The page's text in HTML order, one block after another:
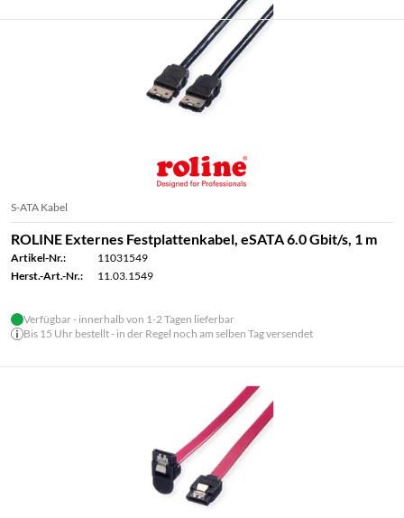
S-ATA Kabel
ROLINE Externes Festplattenkabel, eSATA 6.0 Gbit/s, 1 m
Artikel-Nr.:
11031549
Herst.-Art.-Nr.:
11.03.1549
Verfügbar - innerhalb von 1-2 Tagen lieferbar
Bis 15 Uhr bestellt - in der Regel noch am selben Tag versendet